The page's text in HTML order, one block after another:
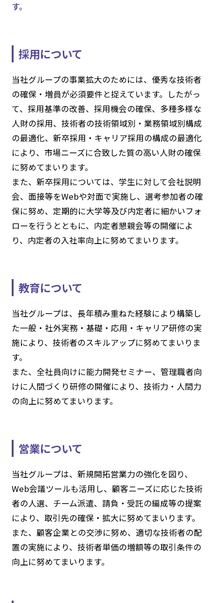
す。
採用について
当社グループの事業拡大のためには、優秀な技術者
の確保・増員が必須要件と捉えています。したがっ
て、採用基準の改善、採用機会の確保、多種多様な
人財の採用、技術者の技術領域別・業務領域別構成
の最適化、新卒採用・キャリア採用の構成の最適化
により、市場ニーズに合致した質の高い人財の確保
に努めてまいります。
また、新卒採用については、学生に対して会社説明
会、面接等をWebや対面で実施し、選考参加者の確
保に努め、定期的に大学等及び内定者に細かいフォ
ローを行うとともに、内定者懇親会等の開催によ
り、内定者の入社率向上に努めてまいります。
教育について
当社グループは、長年積み重ねた経験により構築し
た一般・社外実務・基礎・応用・キャリア研修の実
施により、技術者のスキルアップに努めてまいりま
す。
また、全社員向けに能力開発セミナー、管理職者向
けに人間づくり研修の開催により、技術力・人間力
の向上に努めてまいります。
営業について
当社グループは、新規開拓営業力の強化を図り、
Web会議ツールも活用し、顧客ニーズに応じた技術
者の人選、チーム派遣、請負・受託の編成等の提案
により、取引先の確保・拡大に努めてまいります。
また、顧客企業との交渉に努め、適切な技術者の配
置の実施により、技術者単価の増額等の取引条件の
向上に努めてまいります。